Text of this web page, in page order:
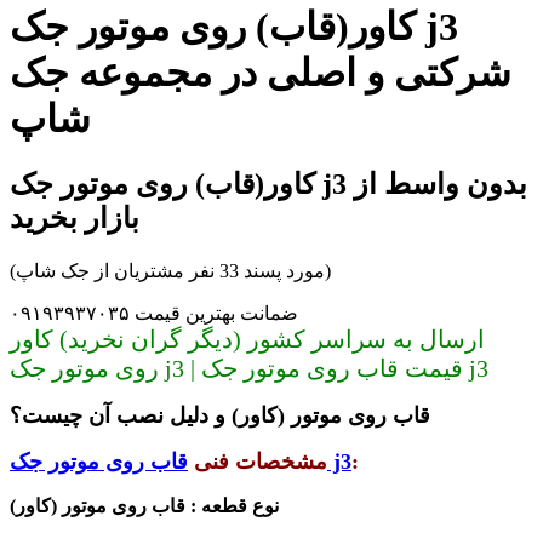
کاور(قاب) روی موتور جک j3
شرکتی و اصلی در مجموعه جک
شاپ
کاور(قاب) روی موتور جک j3 بدون واسط از
بازار بخرید
(مورد پسند 33 نفر مشتریان از جک شاپ)
ضمانت بهترین قیمت ۰۹۱۹۳۹۳۷۰۳۵
ارسال به سراسر کشور (دیگر گران نخرید) کاور
روی موتور جک j3 | قیمت قاب روی موتور جک j3
قاب روی موتور (کاور) و دلیل نصب آن چیست؟
مشخصات فنی قاب روی موتور جک j3:
نوع قطعه : قاب روی موتور (کاور)